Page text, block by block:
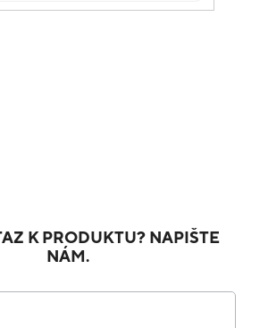
K PRODUKTU? NAPIŠTE
NÁM.